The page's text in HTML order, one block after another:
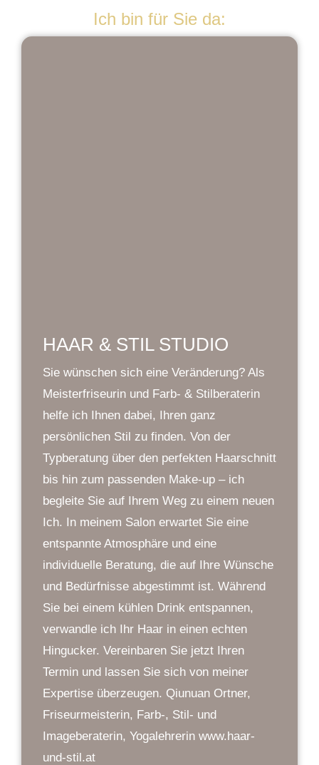
Ich bin für Sie da:
HAAR & STIL STUDIO
Sie wünschen sich eine Veränderung? Als
Meisterfriseurin und Farb- & Stilberaterin
helfe ich Ihnen dabei, Ihren ganz
persönlichen Stil zu finden. Von der
Typberatung über den perfekten Haarschnitt
bis hin zum passenden Make-up – ich
begleite Sie auf Ihrem Weg zu einem neuen
Ich. In meinem Salon erwartet Sie eine
entspannte Atmosphäre und eine
individuelle Beratung, die auf Ihre Wünsche
und Bedürfnisse abgestimmt ist. Während
Sie bei einem kühlen Drink entspannen,
verwandle ich Ihr Haar in einen echten
Hingucker. Vereinbaren Sie jetzt Ihren
Termin und lassen Sie sich von meiner
Expertise überzeugen. Qiunuan Ortner,
Friseurmeisterin, Farb-, Stil- und
Imageberaterin, Yogalehrerin www.haar-
und-stil.at